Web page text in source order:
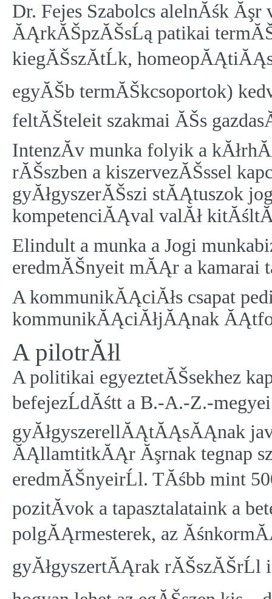
Dr. Fejes Szabolcs alelnĂśk
ĂĄrkĂŠpzĂŠsĹą patikai
kiegĂŠszĂ­tĹk,
egyĂŠb termĂŠkcsoportok)
feltĂŠteleit szakmai ĂŠs
IntenzĂ­v munka folyik a
rĂŠszben a kiszervezĂŠssel
gyĂłgyszerĂŠszi stĂĄtuszok
kompetenciĂĄval valĂł
Elindult a munka a Jogi
eredmĂŠnyeit mĂĄr a kamarai
A kommunikĂĄciĂłs csapat
kommunikĂĄciĂłjĂĄnak
A pilotrĂłl
A politikai egyeztetĂŠsekhez
befejezĹdĂśtt a B.-A.-Z.-
gyĂłgyszerellĂĄtĂĄsĂĄnak
ĂĄllamtitkĂĄr Ăşrnak tegnap
eredmĂŠnyeirĹl. TĂśbb mint
pozitĂ­vok a tapasztalataink a
polgĂĄrmesterek, az
gyĂłgyszertĂĄrak